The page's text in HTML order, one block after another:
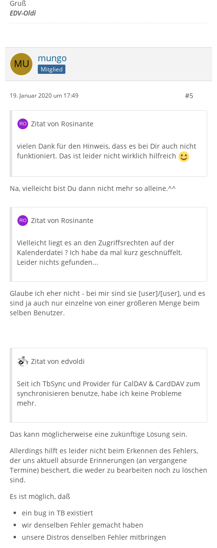
Gruß
EDV-Oldi
mungo
Mitglied
19. Januar 2020 um 17:49 #5
Zitat von Rosinante
vielen Dank für den Hinweis, dass es bei Dir auch nicht
funktioniert. Das ist leider nicht wirklich hilfreich
Na, vielleicht bist Du dann nicht mehr so alleine.^^
Zitat von Rosinante
Vielleicht liegt es an den Zugriffsrechten auf der
Kalenderdatei ? Ich habe da mal kurz geschnüffelt.
Leider nichts gefunden...
Glaube ich eher nicht - bei mir sind sie [user]/[user], und es
sind ja auch nur einzelne von einer größeren Menge beim
selben Benutzer.
Zitat von edvoldi
Seit ich TbSync und Provider für CalDAV & CardDAV zum
synchronisieren benutze, habe ich keine Probleme
mehr.
Das kann möglicherweise eine zukünftige Lösung sein.
Allerdings hilft es leider nicht beim Erkennen des Fehlers,
der uns aktuell absurde Erinnerungen (an vergangene
Termine) beschert, die weder zu bearbeiten noch zu löschen
sind.
Es ist möglich, daß
ein bug in TB existiert
wir denselben Fehler gemacht haben
unsere Distros denselben Fehler mitbringen